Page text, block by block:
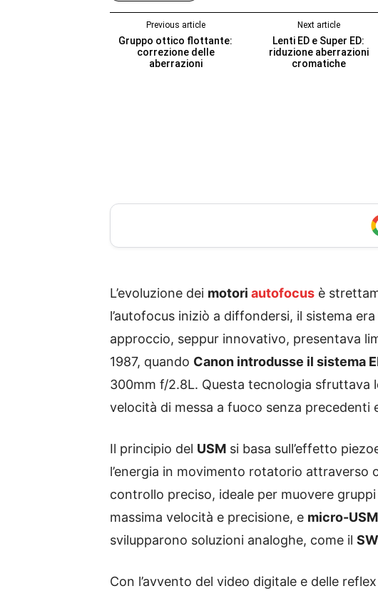
Previous article
Gruppo ottico flottante:
correzione delle
aberrazioni
Next article
Lenti ED e Super ED:
riduzione aberrazioni
cromatiche
L’evoluzione dei motori autofocus è
l’autofocus iniziò a diffondersi, il sistema
approccio, seppur innovativo, presentava
1987, quando Canon introdusse il sistema
300mm f/2.8L. Questa tecnologia
velocità di messa a fuoco senza precedenti
Il principio del USM si basa sull’effetto
l’energia in movimento rotatorio attraverso
controllo preciso, ideale per muovere
massima velocità e precisione, e micro-USM
svilupparono soluzioni analoghe, come il
Con l’avvento del video digitale e delle